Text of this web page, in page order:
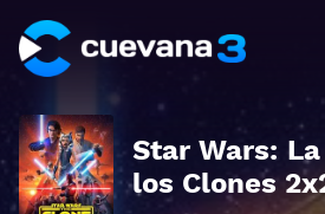
Star Wars:
los Clones